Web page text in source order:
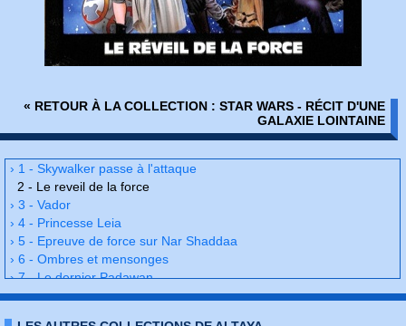
« RETOUR À LA COLLECTION : STAR WARS - RÉCIT D'UNE
GALAXIE LOINTAINE
› 1 - Skywalker passe à l'attaque
2 - Le reveil de la force
› 3 - Vador
› 4 - Princesse Leia
› 5 - Epreuve de force sur Nar Shaddaa
› 6 - Ombres et mensonges
› 7 - Le dernier Padawan
› 8 - Les ruines de l'Empire